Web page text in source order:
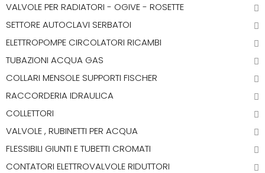
VALVOLE PER RADIATORI - OGIVE - ROSETTE
SETTORE AUTOCLAVI SERBATOI
ELETTROPOMPE CIRCOLATORI RICAMBI
TUBAZIONI ACQUA GAS
COLLARI MENSOLE SUPPORTI FISCHER
RACCORDERIA IDRAULICA
COLLETTORI
VALVOLE , RUBINETTI PER ACQUA
FLESSIBILI GIUNTI E TUBETTI CROMATI
CONTATORI ELETTROVALVOLE RIDUTTORI